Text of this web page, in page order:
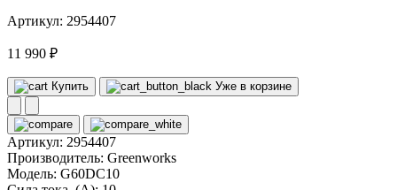
Артикул: 2954407
11 990 ₽
Купить Уже в корзине
Артикул: 2954407
Производитель: Greenworks
Модель: G60DC10